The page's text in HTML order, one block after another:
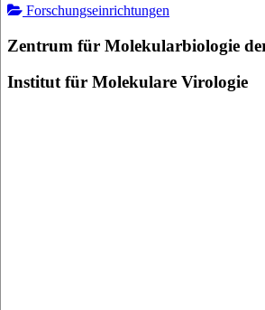
Forschungseinrichtungen
Zentrum für Molekularbiologie
Institut für Molekulare Virologie